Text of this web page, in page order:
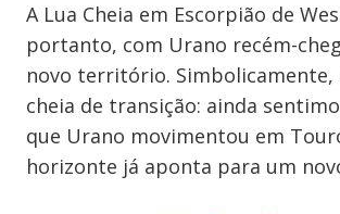
A Lua Cheia em Escorpião de
portanto, com Urano recém-
novo território. Simbolicamente,
cheia de transição: ainda
que Urano movimentou em
horizonte já aponta para um